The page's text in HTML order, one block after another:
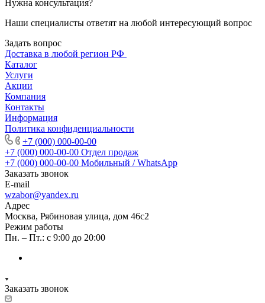
Нужна консультация?
Наши специалисты ответят на любой интересующий вопрос
Задать вопрос
Доставка в любой регион РФ
Каталог
Услуги
Акции
Компания
Контакты
Информация
Политика конфиденциальности
+7 (000) 000-00-00
+7 (000) 000-00-00 Отдел продаж
+7 (000) 000-00-00 Мобильный / WhatsApp
Заказать звонок
E-mail
wzabor@yandex.ru
Адрес
Москва, Рябиновая улица, дом 46с2
Режим работы
Пн. – Пт.: с 9:00 до 20:00
Заказать звонок